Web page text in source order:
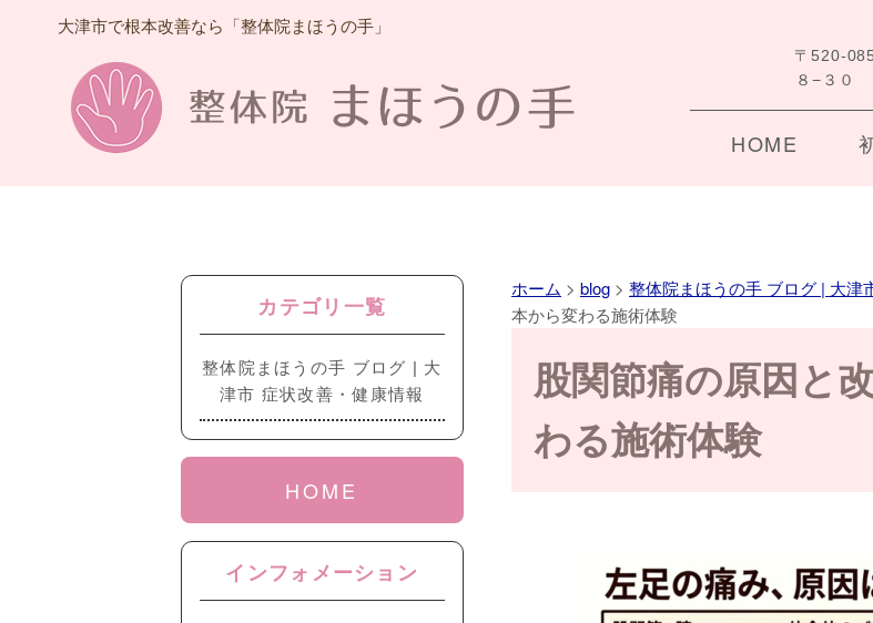
大津市で根本改善なら「整体院まほうの手」
〒520-
８−３０
HOME
ホーム > blog > 整体院まほうの手 ブログ | 大津
本から変わる施術体験
股関節痛の原因と
わる施術体験
カテゴリ一覧
整体院まほうの手 ブログ | 大
津市 症状改善・健康情報
HOME
インフォメーション